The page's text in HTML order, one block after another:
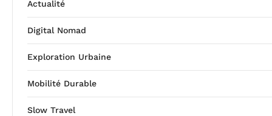
Actualité
Digital Nomad
Exploration Urbaine
Mobilité Durable
Slow Travel